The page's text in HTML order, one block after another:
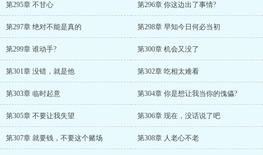
第295章 不甘心 第296章 你这边出了事情?
第297章 绝对不能是真的 第298章 早知今日何必当初
第299章 谁动手? 第300章 机会又没了
第301章 没错，就是他 第302章 吃相太难看
第303章 临时起意 第304章 你是想让我当你的傀儡?
第305章 不要让我失望 第306章 现在，没话说了吧
第307章 就要钱，不要这个赌场 第308章 人老心不老